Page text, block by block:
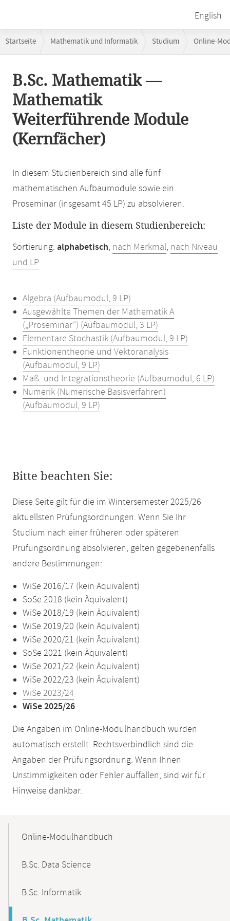
English
Navigation
Startseite Mathematik und Informatik Studium Online-
B.Sc. Mathematik —
Mathematik
Weiterführende Module
(Kernfächer)
In diesem Studienbereich sind alle fünf
mathematischen Aufbaumodule sowie ein
Proseminar (insgesamt 45 LP) zu absolvieren.
Liste der Module in diesem Studienbereich:
Sortierung: alphabetisch, nach Merkmal, nach Niveau
und LP
Algebra (Aufbaumodul, 9 LP)
Ausgewählte Themen der Mathematik A
(„Proseminar“) (Aufbaumodul, 3 LP)
Elementare Stochastik (Aufbaumodul, 9 LP)
Funktionentheorie und Vektoranalysis
(Aufbaumodul, 9 LP)
Maß- und Integrationstheorie (Aufbaumodul, 6 LP)
Numerik (Numerische Basisverfahren)
(Aufbaumodul, 9 LP)
Bitte beachten Sie:
Diese Seite gilt für die im Wintersemester 2025/26
aktuellsten Prüfungsordnungen. Wenn Sie Ihr
Studium nach einer früheren oder späteren
Prüfungsordnung absolvieren, gelten gegebenenfalls
andere Bestimmungen:
WiSe 2016/17 (kein Äquivalent)
SoSe 2018 (kein Äquivalent)
WiSe 2018/19 (kein Äquivalent)
WiSe 2019/20 (kein Äquivalent)
WiSe 2020/21 (kein Äquivalent)
SoSe 2021 (kein Äquivalent)
WiSe 2021/22 (kein Äquivalent)
WiSe 2022/23 (kein Äquivalent)
WiSe 2023/24
WiSe 2025/26
Die Angaben im Online-Modulhandbuch wurden
automatisch erstellt. Rechtsverbindlich sind die
Angaben der Prüfungsordnung. Wenn Ihnen
Unstimmigkeiten oder Fehler auffallen, sind wir für
Hinweise dankbar.
NavigationOnline-Modulhandbuch
B.Sc. Data Science
B.Sc. Informatik